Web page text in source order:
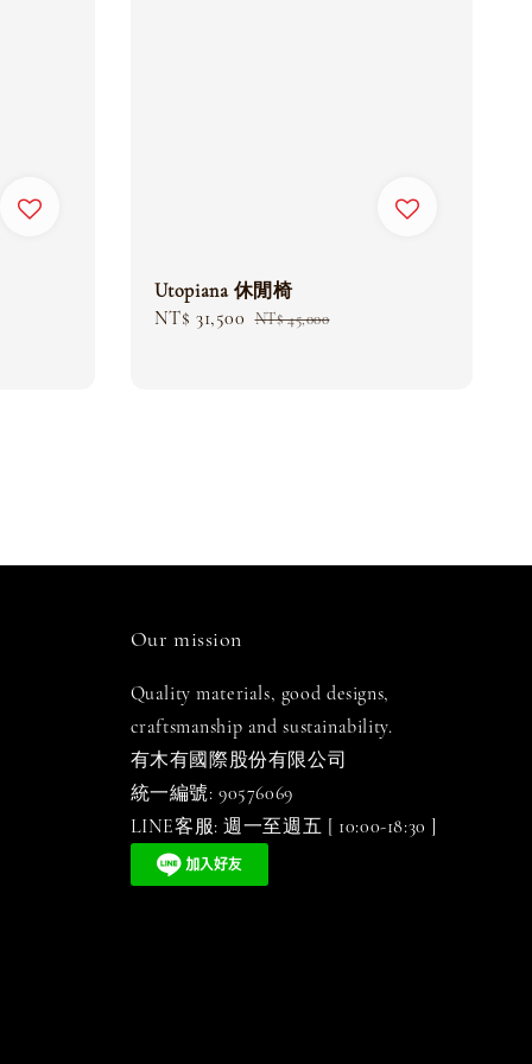
Utopiana 休閒椅
Sale
NT$ 31,500 Regular
NT$ 45,000
Our mission
Quality materials, good designs,
craftsmanship and sustainability.
有木有國際股份有限公司
統一編號: 90576069
LINE客服: 週一至週五 [ 10:00-18:30 ]